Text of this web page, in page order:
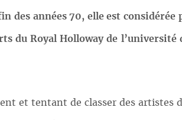
des années 70, elle est considérée
du Royal Holloway de l’université
et tentant de classer des artistes